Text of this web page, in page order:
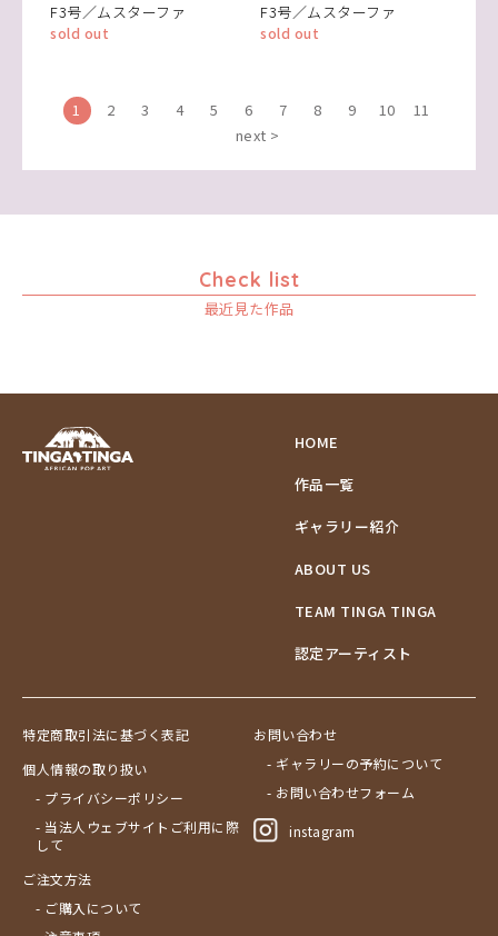
F3号／ムスターファ
sold out
F3号／ムスターファ
sold out
1 2 3 4 5 6 7 8 9 10
11
next >
Check list
最近見た作品
HOME
作品一覧
ギャラリー紹介
ABOUT US
TEAM TINGA TINGA
認定アーティスト
特定商取引法に基づく表記
個人情報の取り扱い
- プライバシーポリシー
- 当法人ウェブサイトご利用に際
して
ご注文方法
- ご購入について
お問い合わせ
- ギャラリーの予約について
- お問い合わせフォーム
instagram